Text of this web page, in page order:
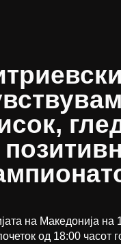
на Македонија на
од 18:00 часот